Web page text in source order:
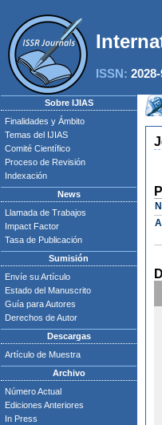
ISSN:
Sobre IJIAS
Finalidades y Ámbito
Temas del IJIAS
Comité Científico
Proceso de Revisión
Indexación
News
Llamada de Trabajos
Impact Factor
Tasa de Publicación
Sumisión
Envíe su Artículo
Estado del Manuscrito
Guía para Autores
Derechos de Autor
Descargas
Artículo de Muestra
Archivo
Número Actual
Ediciones Anteriores
In Press